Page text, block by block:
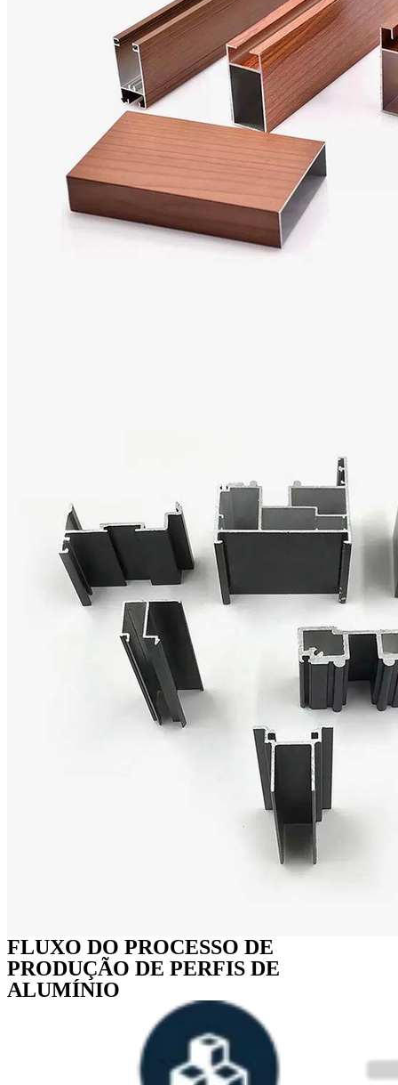
FLUXO DO PROCESSO DE
PRODUÇÃO DE PERFIS DE
ALUMÍNIO